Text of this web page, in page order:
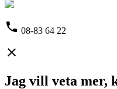
phone 08-83 64 22
close
Jag vill veta mer,